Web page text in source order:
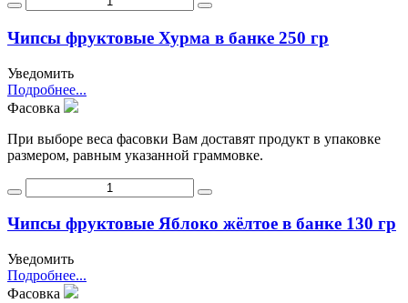
Чипсы фруктовые Хурма в банке 250 гр
Уведомить
Подробнее...
Фасовка
При выборе веса фасовки Вам доставят продукт в упаковке
размером, равным указанной граммовке.
Чипсы фруктовые Яблоко жёлтое в банке 130 гр
Уведомить
Подробнее...
Фасовка